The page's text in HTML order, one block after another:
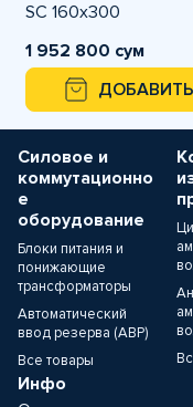
SC 160x300
1 952 800 сум
ДОБАВИТЬ
Силовое и
коммутационно
е
оборудование
Блоки питания и
понижающие
трансформаторы
Автоматический
ввод резерва (АВР)
Все товары
Инфо